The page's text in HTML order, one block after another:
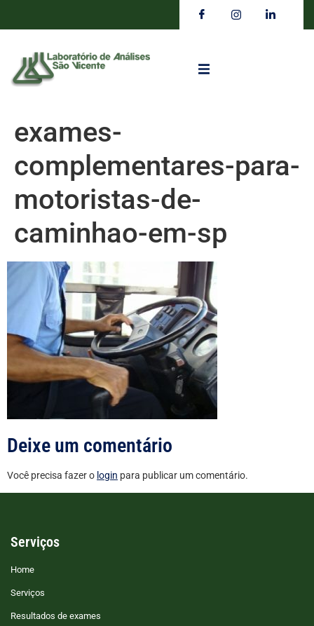
exames-
complementares-para-
motoristas-de-
caminhao-em-sp
Deixe um comentário
Você precisa fazer o login para publicar um comentário.
Serviços
Home
Serviços
Resultados de exames